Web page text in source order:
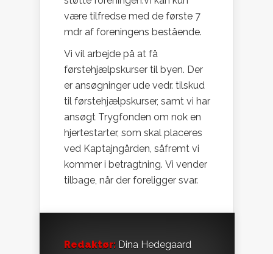
være tilfredse med de første 7
mdr af foreningens bestående.
Vi vil arbejde på at få
førstehjælpskurser til byen. Der
er ansøgninger ude vedr. tilskud
til førstehjælpskurser, samt vi har
ansøgt Trygfonden om nok en
hjertestarter, som skal placeres
ved Kaptajngården, såfremt vi
kommer i betragtning. Vi vender
tilbage, når der foreligger svar.
Redaktør: Dina Hedegaard